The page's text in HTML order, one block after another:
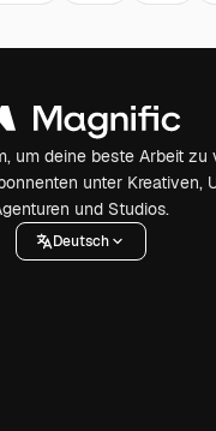
um deine beste Arbeit zu
unter Kreativen,
und Studios.
Deutsch